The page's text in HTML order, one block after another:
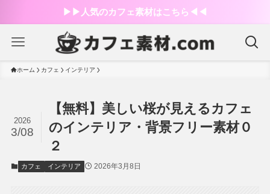
▶︎▶︎人気のカフェ素材はこちら◀︎◀︎
ホーム カフェ インテリア
【無料】美しい桜が見えるカフェ
のインテリア・背景フリー素材０
２
2026
3/08
カフェ インテリア 2026年3月8日